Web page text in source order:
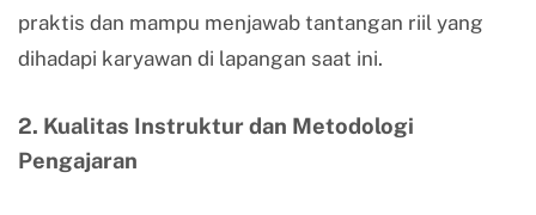
praktis dan mampu menjawab tantangan riil yang
dihadapi karyawan di lapangan saat ini.
2. Kualitas Instruktur dan Metodologi
Pengajaran